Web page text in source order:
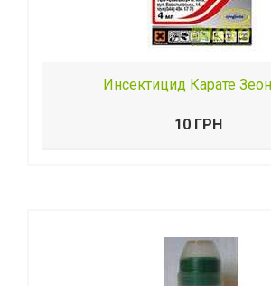
Инсектицид Карате
10 ГРН